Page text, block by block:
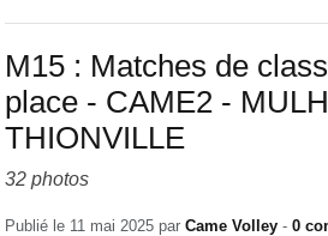
M15 : Matches de
place - CAME2 -
THIONVILLE
32 photos
Publié le 11 mai 2025 par Came Volley - 0